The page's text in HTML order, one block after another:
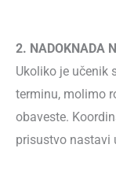
2. NADOKNADA
Ukoliko je učenik
terminu, molimo
obaveste.
prisustvo nastavi